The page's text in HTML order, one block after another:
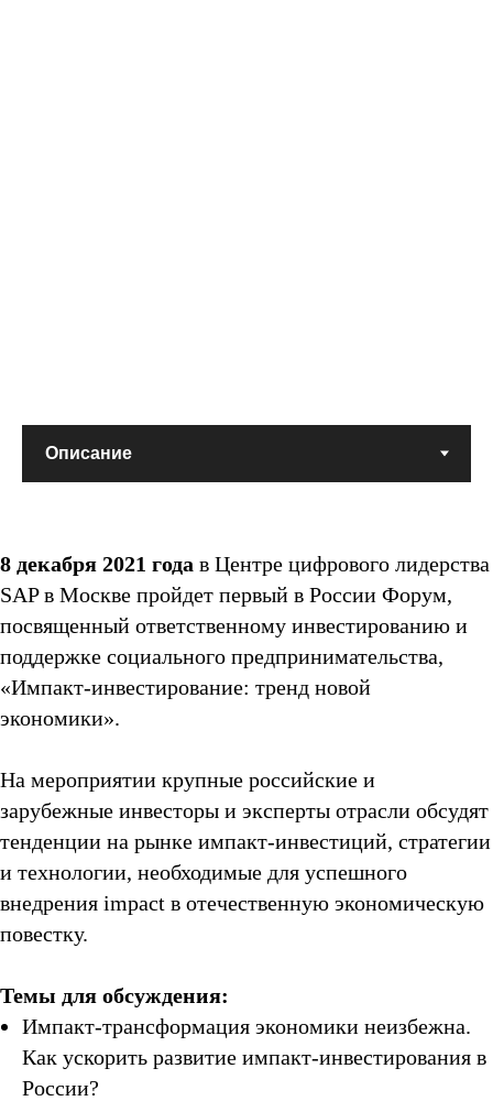
8 декабря 2021 года в Центре цифрового лидерства
SAP в Москве пройдет первый в России Форум,
посвященный ответственному инвестированию и
поддержке социального предпринимательства,
«Импакт-инвестирование: тренд новой
экономики».
На мероприятии крупные российские и
зарубежные инвесторы и эксперты отрасли обсудят
тенденции на рынке импакт-инвестиций, стратегии
и технологии, необходимые для успешного
внедрения impact в отечественную экономическую
повестку.
Темы для обсуждения:
Импакт-трансформация экономики неизбежна.
Как ускорить развитие импакт-инвестирования в
России?